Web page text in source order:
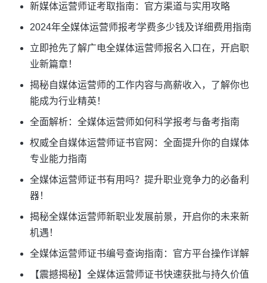
新媒体运营师证考取指南：官方渠道与实用攻略
2024年全媒体运营师报考学费多少钱及详细费用指南
立即抢先了解广电全媒体运营师报名入口在，开启职
业新篇章！
揭秘自媒体运营师的工作内容与高薪收入，了解你也
能成为行业精英！
全面解析：全媒体运营师如何科学报考与备考指南
权威全自媒体运营师证书官网：全面提升你的自媒体
专业能力指南
全媒体运营师证书有用吗？提升职业竞争力的必备利
器！
揭秘全媒体运营师新职业发展前景，开启你的未来新
机遇！
全媒体运营师证书编号查询指南：官方平台操作详解
【震撼揭秘】全媒体运营师证书快速获批与持久价值